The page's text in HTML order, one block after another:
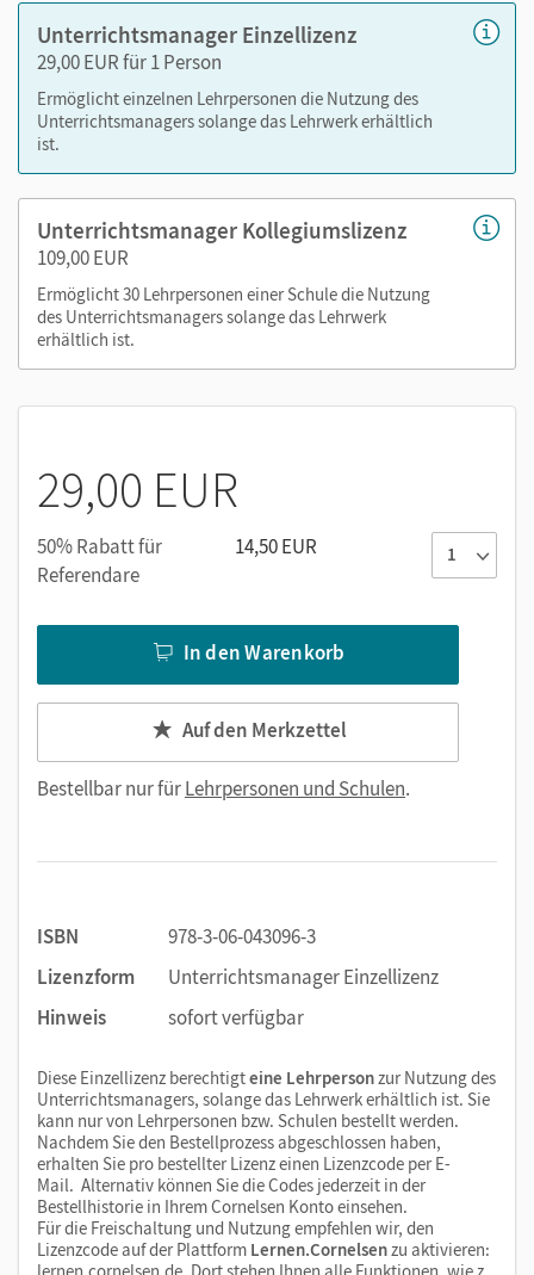
Mathekompetenzen sind kleinschrittig und kompakt
erklärt)
durchgerechnete Lösungen
Arbeitsheft und Arbeitsheft mit Lösungen
Arbeitsheft und Arbeitsheft mit Lösungen für Lernende
mit erhöhtem Förderbedarf für den inklusiven
Unterricht
alle Handreichungen (mit Selbsteinschätzungsbögen,
Schreibvorlagen und editierbaren Kopiervorlagen)
GeoGebra-Applets zum Veranschaulichen und Üben
Arbeitsblätter zu ausgewählten GeoGebra-Applets
Um den Einsatz im Unterricht zu vereinfachen, erhalten Sie
die Kopiervorlagen aus den Handreichungen jeweils in
Nutzen Sie den Unterrichtsmanager auf lernen.cornelsen.de
Unterrichtsmanager Einzellizenz
29,00 EUR für 1 Person
Ermöglicht einzelnen Lehrpersonen die Nutzung des
Unterrichtsmanagers solange das Lehrwerk erhältlich
ist.
Unterrichtsmanager Kollegiumslizenz
109,00 EUR
Ermöglicht 30 Lehrpersonen einer Schule die Nutzung
des Unterrichtsmanagers solange das Lehrwerk
erhältlich ist.
29,00 EUR
50% Rabatt für
Referendare
14,50 EUR
In den Warenkorb
Auf den Merkzettel
Bestellbar nur fürLehrpersonen und Schulen.
ISBN
978-3-06-043096-3
Lizenzform
Unterrichtsmanager Einzellizenz
Hinweis
sofort verfügbar
Diese Einzellizenz berechtigteine Lehrpersonzur Nutzung des
Unterrichtsmanagers, solange das Lehrwerk erhältlich ist. Sie
kann nur von Lehrpersonen bzw. Schulen bestellt werden.
Nachdem Sie den Bestellprozess abgeschlossen haben,
erhalten Sie pro bestellter Lizenz einen Lizenzcode per E-
Mail. Alternativ können Sie die Codes jederzeit in der
Bestellhistorie in Ihrem Cornelsen Konto einsehen.
Für die Freischaltung und Nutzung empfehlen wir, den
Lizenzcode auf der Plattform Lernen.Cornelsenzu aktivieren: